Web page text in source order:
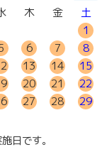
木 金
土
1
6 7
8
13 14
15
20 21
22
27 28
29
日です。